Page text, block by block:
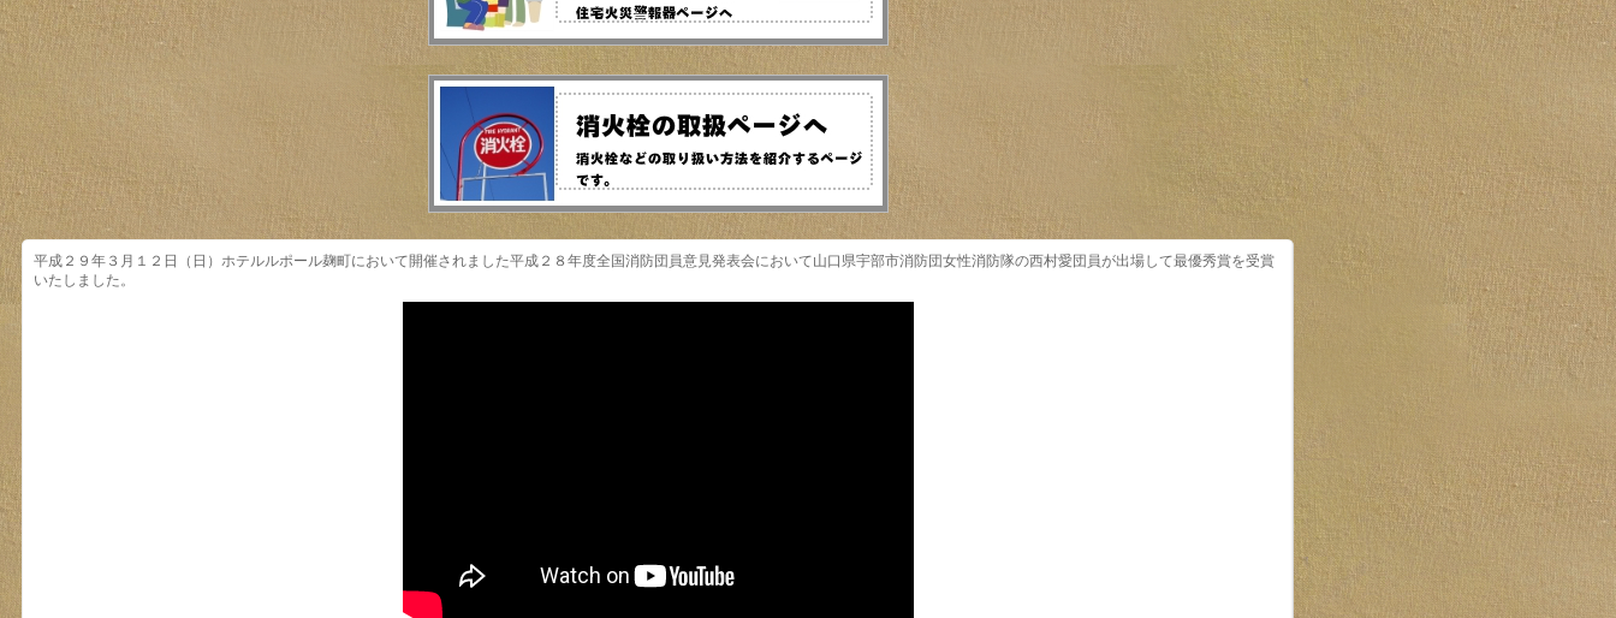
平成２９年３月１２日（日）ホテルルポール麹町において開催されました平成２８年度全国消防団員意見発表会において山口県宇部市消防団女性消防隊の西村愛団員が出場して最優秀賞を受賞
いたしました。